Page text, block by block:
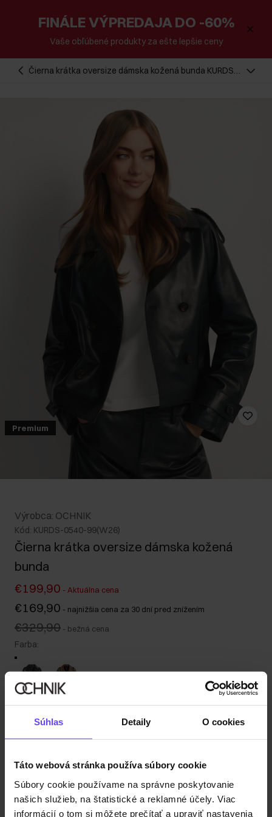
Súhlas Detaily O cookies
Táto webová stránka používa súbory cookie
Súbory cookie používame na správne poskytovanie
našich služieb, na štatistické a reklamné účely. Viac
informácií o tom si môžete prečítať a upraviť nastavenia
FINÁLE VÝPREDAJA DO -60%
Vaše obľúbené produkty za ešte lepšie ceny
Čierna krátka oversize dámska kožená bunda KURDS-
Premium
Výrobca: OCHNIK
Kód: KURDS-0540-99(W26)
Čierna krátka oversize dámska kožená
bunda
€199,90 - Aktuálna cena
€169,90 - najnižšia cena za 30 dní pred znížením
€329,90 - bežná cena
Farba:
Odoslanie do 1 pracovného dňa
Popis produktu